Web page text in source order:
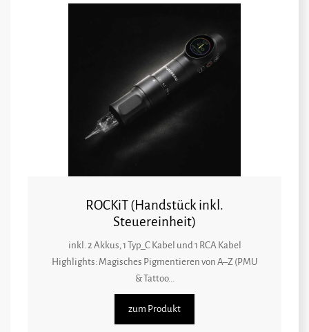
ROCKiT (Handstück inkl.
Steuereinheit)
inkl. 2 Akkus, 1 Typ_C Kabel und 1 RCA Kabel
Highlights: Magisches Pigmentieren von A–Z (PMU
& Tattoo...
zum Produkt